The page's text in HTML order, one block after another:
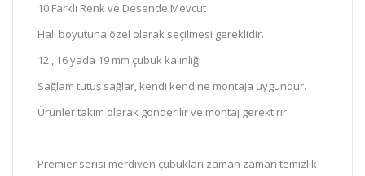
10 Farklı Renk ve Desende Mevcut
Halı boyutuna özel olarak seçilmesi gereklidir.
12 , 16 yada 19 mm çubuk kalınlığı
Sağlam tutuş sağlar, kendi kendine montaja uygundur.
Ürünler takım olarak gönderilir ve montaj gerektirir.
Premier serisi merdiven çubukları zaman zaman temizlik